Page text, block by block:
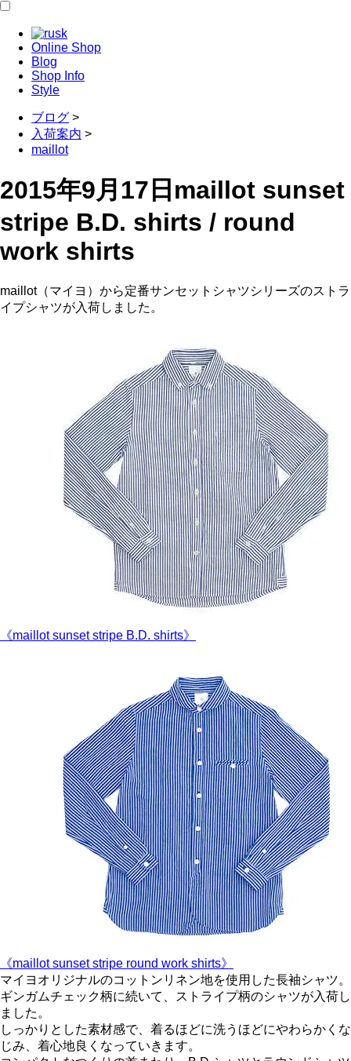
Online Shop
Blog
Shop Info
Style
ブログ >
入荷案内 >
maillot
2015年9月17日 maillot sunset
stripe B.D. shirts / round
work shirts
maillot（マイヨ）から定番サンセットシャツシリーズのストラ
イプシャツが入荷しました。
《maillot sunset stripe B.D. shirts》
《maillot sunset stripe round work shirts》
マイヨオリジナルのコットンリネン地を使用した長袖シャツ。
ギンガムチェック柄に続いて、ストライプ柄のシャツが入荷し
ました。
しっかりとした素材感で、着るほどに洗うほどにやわらかくな
じみ、着心地良くなっていきます。